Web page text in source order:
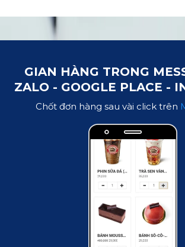
GIAN HÀNG TRONG
ZALO - GOOGLE PLACE -
Chốt đơn hàng sau vài click trên